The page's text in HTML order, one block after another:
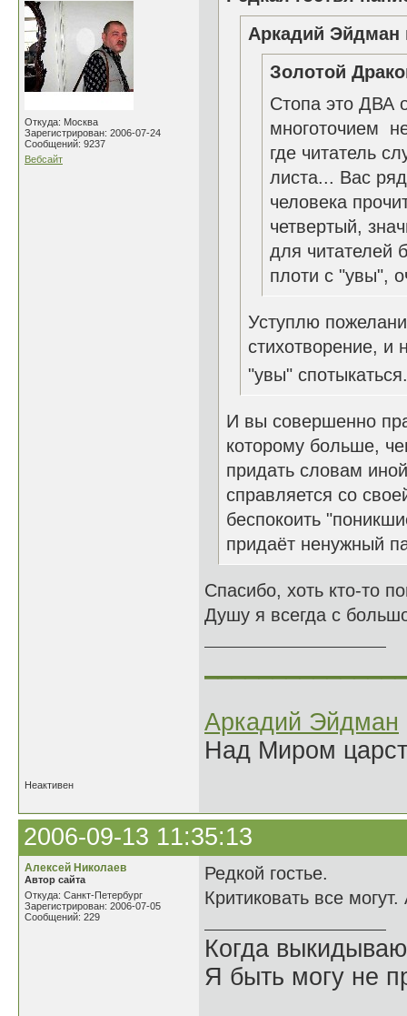
Откуда: Москва
Зарегистрирован: 2006-07-24
Сообщений: 9237
Вебсайт
Аркадий Эйдман
Золотой
Стопа это ДВА
многоточием
где читатель
листа... Вас
человека
четвертый,
для читателей
плоти с "увы",
Уступлю
стихотворение, и
"увы"
И вы совершенно
которому больше,
придать словам
справляется со
беспокоить
придаёт ненужный
Спасибо, хоть кто-то
Душу я всегда с
Аркадий Эйдман
Над Миром
Неактивен
2006-09-13 11:35:13
Алексей Николаев
Автор сайта
Откуда: Санкт-Петербург
Зарегистрирован: 2006-07-05
Сообщений: 229
Редкой гостье.
Критиковать все
Когда
Я быть могу не